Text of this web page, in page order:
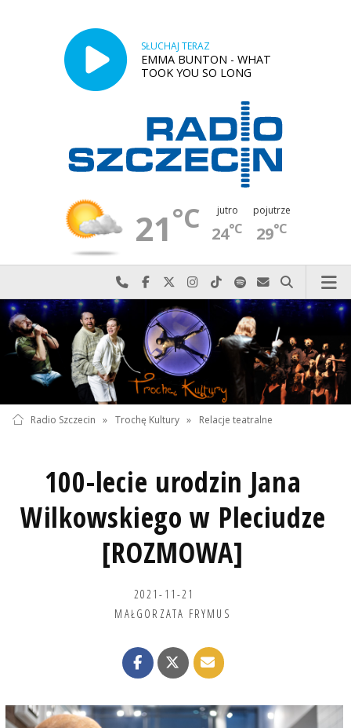
SŁUCHAJ TERAZ
EMMA BUNTON - WHAT
TOOK YOU SO LONG
21°C jutro
24°C
pojutrze
29°C
Najlepiej po prostu do nas zadzwoń
Odwiedź nas na Facebook-u
Odwiedź nas na X
Odwiedź nas na Instagram-ie
Odwiedź nas na TikTok-u
Szukaj nas na Spotify
Wyślij do nas
Szukaj
Radio Szczecin » Trochę Kultury » Relacje teatralne
100-lecie urodzin Jana
Wilkowskiego w Pleciudze
[ROZMOWA]
2021-11-21
MAŁGORZATA FRYMUS